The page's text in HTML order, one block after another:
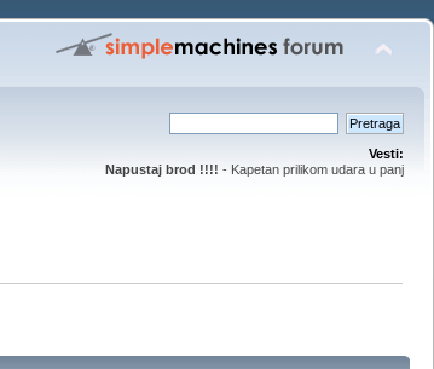
Vesti:
Napustaj brod !!!! - Kapetan prilikom udara u panj